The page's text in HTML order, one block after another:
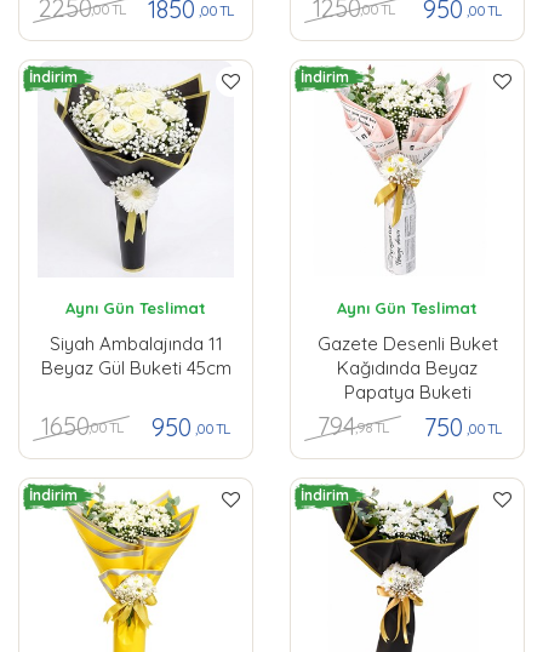
2250,00 TL 1850 ,00 TL 1250,00 TL 950 ,00 TL
İndirim
Aynı Gün Teslimat
Siyah Ambalajında 11
Beyaz Gül Buketi 45cm
1650,00 TL 950 ,00 TL
İndirim
Aynı Gün Teslimat
Gazete Desenli Buket
Kağıdında Beyaz
Papatya Buketi
794,98 TL 750 ,00 TL
İndirim İndirim